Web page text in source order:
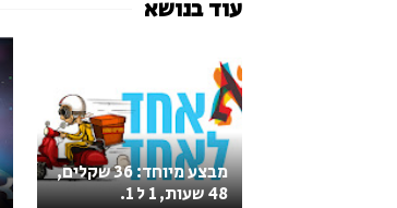
מבצע מיוחד: 36 שקלים,
48 שעות, 1 ל 1.